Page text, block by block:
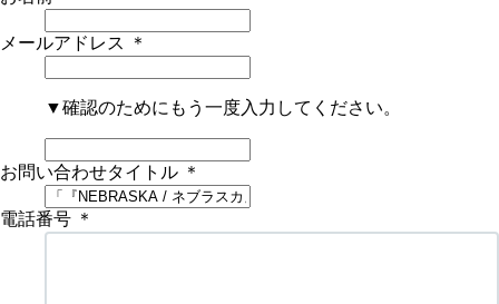
メールアドレス ＊
▼確認のためにもう一度入力してください。
お問い合わせタイトル ＊
電話番号 ＊